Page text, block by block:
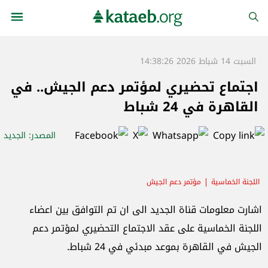
السبت 14 شباط 2026 14:38:26
اجتماع تحضيري لمؤتمر دعم الجيش.. في
القاهرة في 24 شباط
المصدر: الجديد
اللجنة الخماسية مؤتمر دعم الجيش
اشارت معلومات قناة الجديد الى ان تم التوافق بين اعضاء
اللجنة الخماسية على عقد الاجتماع التحضيري لمؤتمر دعم
الجيش في القاهرة بموعد مبدئي في 24 شباط.